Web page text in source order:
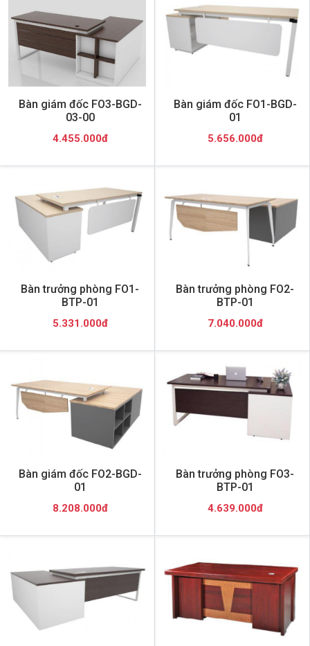
Bàn giám đốc FO3-BGD-
03-00
4.455.000đ
Bàn giám đốc FO1-BGD-
01
5.656.000đ
Bàn trưởng phòng FO1-
BTP-01
5.331.000đ
Bàn trưởng phòng FO2-
BTP-01
7.040.000đ
Bàn giám đốc FO2-BGD-
01
8.208.000đ
Bàn trưởng phòng FO3-
BTP-01
4.639.000đ